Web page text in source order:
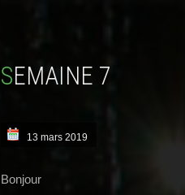
SEMAINE 7
13 mars 2019
Bonjour